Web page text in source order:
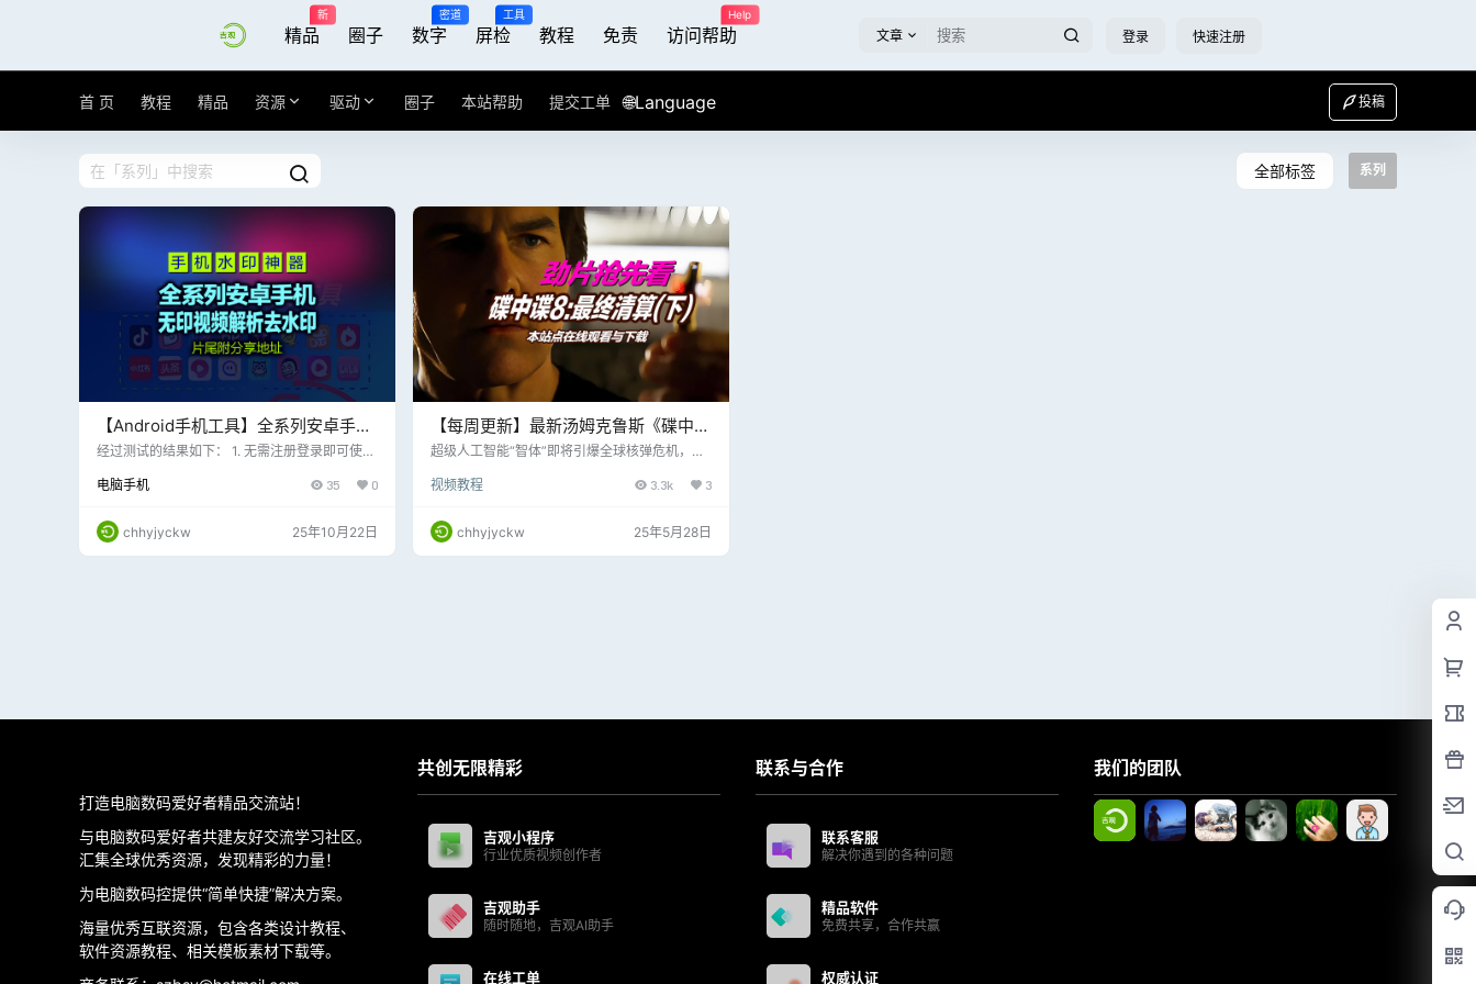
精品
新
圈子 数字
密道
屏检
工具
教程 免责 访问帮助
Help
文章 登录 快速注册
首 页 教程 精品 资源 驱动 圈子 本站帮助 提交工单 🌐Language 投稿
全部标签 系列
【Android手机工具】全系列安卓手机
1.9无印视频解析去水印工具，支持多
经过测试的结果如下： 1. 无需注册登录即可使
的无水印下载 3. 支持批量视频、图集的无水印
电脑手机 35 0
chhyjyckw 25年10月22日
【每周更新】最新汤姆克鲁斯《碟中谍
8:最终清算(下)》在线观看+网盘下
超级人工智能“智体”即将引爆全球核弹危机，把
饰）和他的IMF小队在上次行动中遭遇重创，团
钥匙，但要彻底消灭“智体”，完成这一拯救全人
类的终极任务，仍需要IMF小队齐心协力突破重
重困难。他们不仅要面对全知全能又无影无形的
视频教程 3.3k 3
chhyjyckw 25年5月28日
打造电脑数码爱好者精品交流站！
与电脑数码爱好者共建友好交流学习社区。
汇集全球优秀资源，发现精彩的力量！
为电脑数码控提供“简单快捷”解决方案。
海量优秀互联资源，包含各类设计教程、
软件资源教程、相关模板素材下载等。
共创无限精彩
吉观小程序
行业优质视频创作者
吉观助手
随时随地，吉观AI助手
在线工单
联系与合作
联系客服
解决你遇到的各种问题
精品软件
免费共享，合作共赢
权威认证
我们的团队